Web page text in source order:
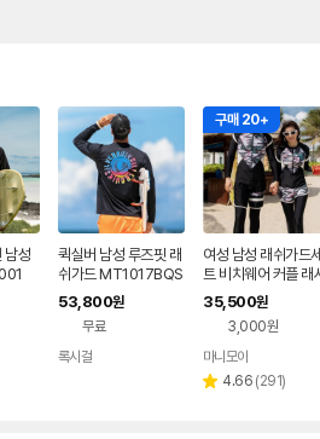
남성
퀵실버 남성 루즈핏 래
쉬가드 MT1017BQS
53,800원
무료
록시걸
구매 20+
여성 남성 래쉬가드세
트 비치웨어 커플 래
가드 수영복 퍼플피렌
체
35,500원
3,000원
마니모아
별 4.66 리
(291)